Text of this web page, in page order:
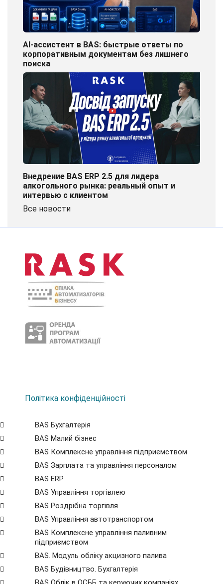
AI-ассистент в BAS: быстрые ответы по
корпоративным документам без лишнего
поиска
Внедрение BAS ERP 2.5 для лидера
алкогольного рынка: реальный опыт и
интервью с клиентом
Все новости
Політика конфіденційності
BAS Бухгалтерія
BAS Малий бізнес
BAS Комплексне управління підприємством
BAS Зарплата та управління персоналом
BAS ERP
BAS Управління торгівлею
BAS Роздрібна торгівля
BAS Управління автотранспортом
BAS Комплексне управління паливним
підприємством
BAS. Модуль обліку акцизного палива
BAS Будівництво. Бухгалтерія